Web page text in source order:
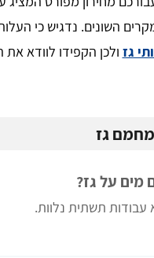
השונים. נדגיש כי
גז ולכן הקפידו לוודא
גז
על גז?
תשתית נלוות.